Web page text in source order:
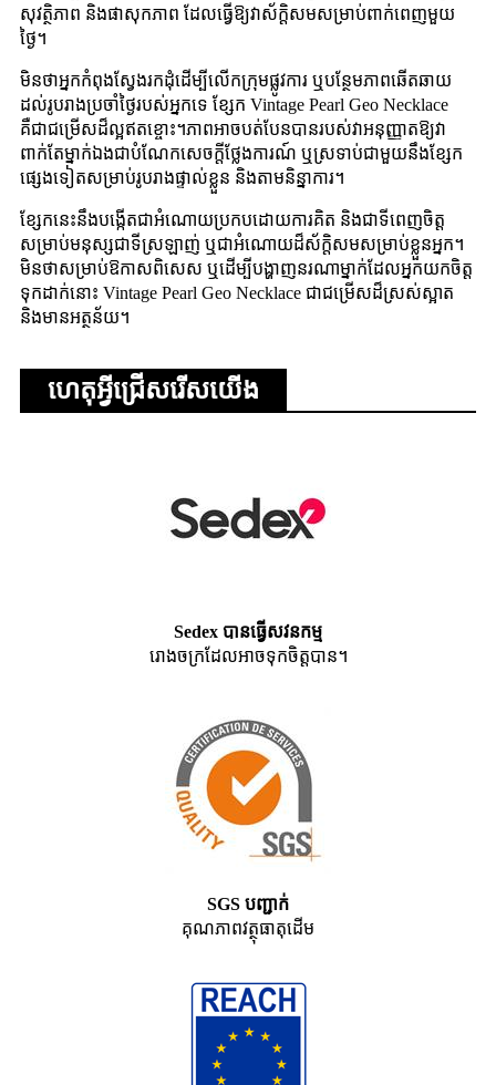
សុវត្ថិភាព និងផាសុកភាព ដែលធ្វើឱ្យវាស័ក្តិសមសម្រាប់ពាក់ពេញមួយ
ថ្ងៃ។
មិនថាអ្នកកំពុងស្វែងរកដុំដើម្បីលើកក្រុមផ្លូវការ ឬបន្ថែមភាពឆើតឆាយ
ដល់រូបរាងប្រចាំថ្ងៃរបស់អ្នកទេ ខ្សែក Vintage Pearl Geo Necklace
គឺជាជម្រើសដ៏ល្អឥតខ្ចោះ។ភាពអាចបត់បែនបានរបស់វាអនុញ្ញាតឱ្យវា
ពាក់តែម្នាក់ឯងជាបំណែកសេចក្តីថ្លែងការណ៍ ឬស្រទាប់ជាមួយនឹងខ្សែក
ផ្សេងទៀតសម្រាប់រូបរាងផ្ទាល់ខ្លួន និងតាមនិន្នាការ។
ខ្សែកនេះនឹងបង្កើតជាអំណោយប្រកបដោយការគិត និងជាទីពេញចិត្ត
សម្រាប់មនុស្សជាទីស្រឡាញ់ ឬជាអំណោយដ៏ស័ក្តិសមសម្រាប់ខ្លួនអ្នក។
មិន​ថា​សម្រាប់​ឱកាស​ពិសេស ឬ​ដើម្បី​បង្ហាញ​នរណា​ម្នាក់​ដែល​អ្នក​យក​ចិត្ត​
ទុក​ដាក់​នោះ Vintage Pearl Geo Necklace ជា​ជម្រើស​ដ៏​ស្រស់​ស្អាត
និង​មាន​អត្ថន័យ។
ហេតុអ្វីជ្រើសរើសយើង
Sedex បានធ្វើសវនកម្ម
រោងចក្រដែលអាចទុកចិត្តបាន។
SGS បញ្ជាក់
គុណភាពវត្ថុធាតុដើម